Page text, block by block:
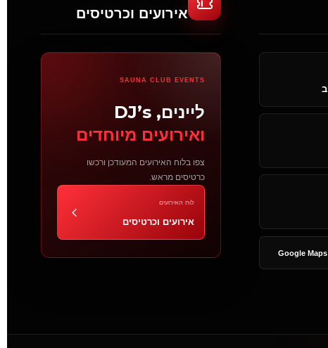
Google Maps
אירועים וכרטיסים
SAUNA CLUB EVENTS
ליינים, DJ’s
ואירועים מיוחדים
צפו בלוח האירועים המעודכן ורכשו
כרטיסים מראש.
לוח האירועים
אירועים וכרטיסים